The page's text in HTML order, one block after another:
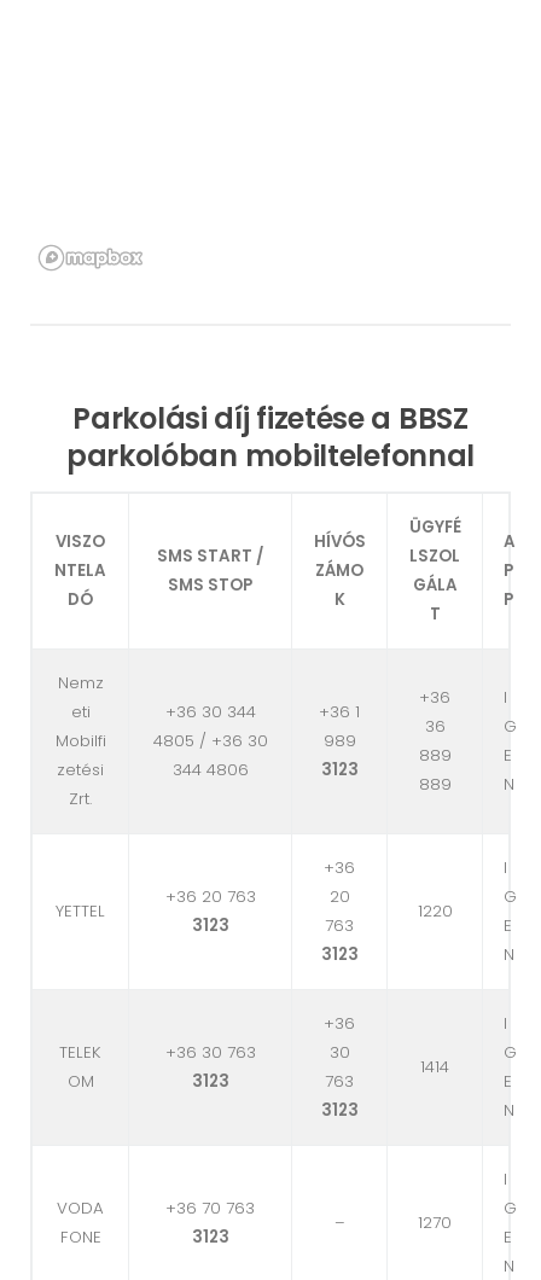
Parkolási díj fizetése a BBSZ
parkolóban mobiltelefonnal
VISZO
NTELA
DÓ
SMS START /
SMS STOP
HÍVÓS
ZÁMO
K
ÜGYFÉ
LSZOL
GÁLA
T
A
P
P
Nemz
eti
Mobilfi
zetési
Zrt.
+36 30 344
4805 / +36 30
344 4806
+36 1
989
3123
+36
36
889
889
I
G
E
N
YETTEL
+36 20 763
3123
+36
20
763
3123
1220
I
G
E
N
TELEK
OM
+36 30 763
3123
+36
30
763
3123
1414
I
G
E
N
VODA
FONE
+36 70 763
3123
– 1270
I
G
E
N